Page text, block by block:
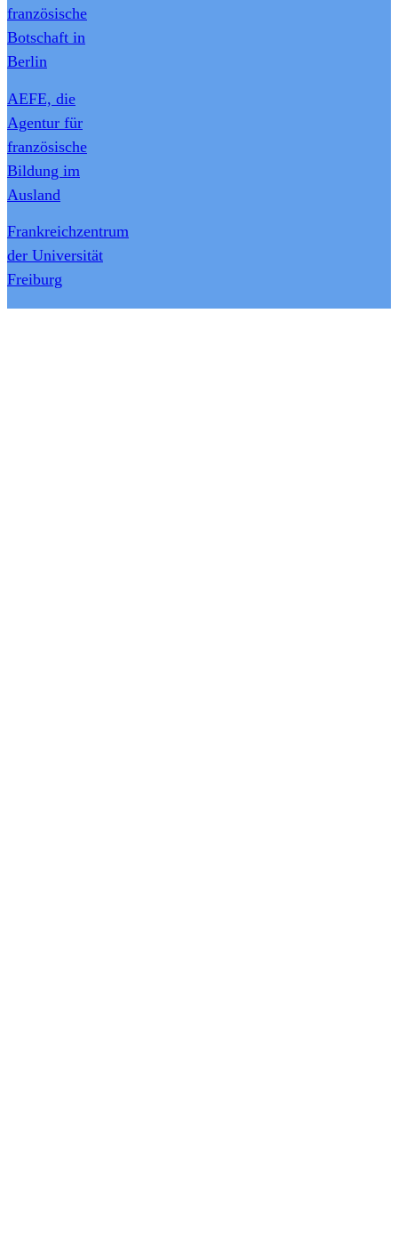
französische
Botschaft in
Berlin
AEFE, die
Agentur für
französische
Bildung im
Ausland
Frankreichzentrum
der Universität
Freiburg